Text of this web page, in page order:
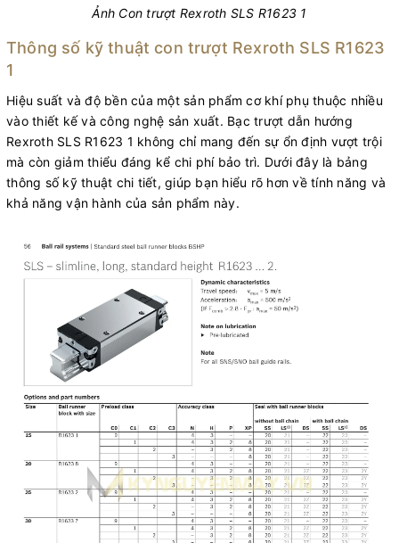
Ảnh Con trượt Rexroth SLS R1623 1
Thông số kỹ thuật con trượt Rexroth SLS R1623
1
Hiệu suất và độ bền của một sản phẩm cơ khí phụ thuộc nhiều
vào thiết kế và công nghệ sản xuất. Bạc trượt dẫn hướng
Rexroth SLS R1623 1 không chỉ mang đến sự ổn định vượt trội
mà còn giảm thiểu đáng kể chi phí bảo trì. Dưới đây là bảng
thông số kỹ thuật chi tiết, giúp bạn hiểu rõ hơn về tính năng và
khả năng vận hành của sản phẩm này.